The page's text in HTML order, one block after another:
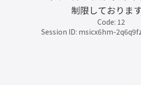
制限しております
Code: 12
Session ID: msicx6hm-